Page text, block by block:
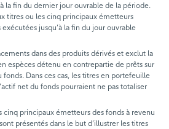
la fin du dernier jour ouvrable de la période.
titres ou les cinq principaux émetteurs
jusqu’à la fin du jour ouvrable
dans des produits dérivés et exclut la
espèces détenu en contrepartie de prêts sur
fonds. Dans ces cas, les titres en portefeuille
net du fonds pourraient ne pas totaliser
cinq principaux émetteurs des fonds à revenu
présentés dans le but d’illustrer les titres